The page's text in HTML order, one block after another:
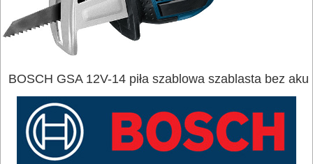
BOSCH GSA 12V-14 piła szablowa szablasta bez aku